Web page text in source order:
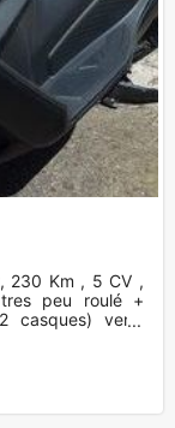
230 Km , 5 CV ,
peu roulé +
casques) vend